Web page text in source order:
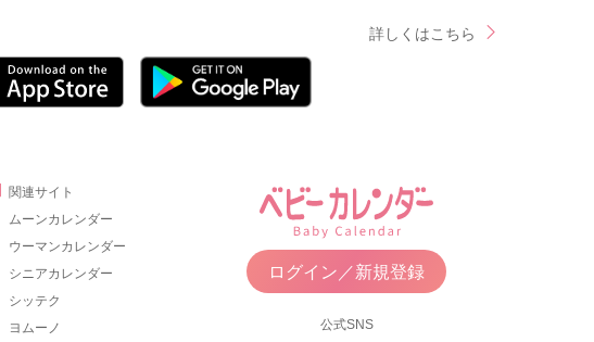
詳しくはこちら
関連サイト
ムーンカレンダー
ウーマンカレンダー
シニアカレンダー
シッテク
ヨムーノ
ログイン／新規登録
公式SNS